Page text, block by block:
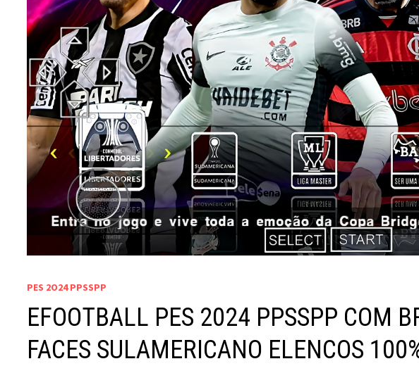
PES 2O24 PPSSPP
EFOOTBALL PES 2024 PPSSPP COM
FACES SULAMERICANO ELENCOS